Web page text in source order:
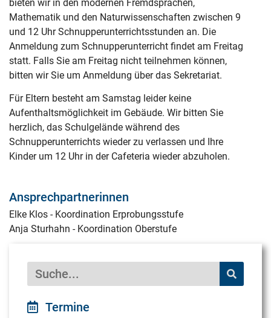
bieten wir in den modernen Fremdsprachen,
Mathematik und den Naturwissenschaften zwischen 9
und 12 Uhr Schnupperunterrichtsstunden an. Die
Anmeldung zum Schnupperunterricht findet am Freitag
statt. Falls Sie am Freitag nicht teilnehmen können,
bitten wir Sie um Anmeldung über das Sekretariat.
Für Eltern besteht am Samstag leider keine
Aufenthaltsmöglichkeit im Gebäude. Wir bitten Sie
herzlich, das Schulgelände während des
Schnupperunterrichts wieder zu verlassen und Ihre
Kinder um 12 Uhr in der Cafeteria wieder abzuholen.
Ansprechpartnerinnen
Elke Klos - Koordination Erprobungsstufe
Anja Sturhahn - Koordination Oberstufe
Termine